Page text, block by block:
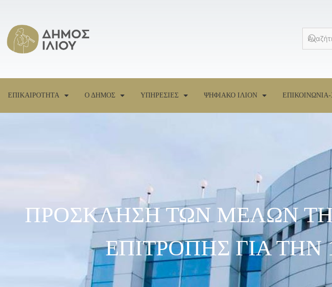
ΕΠΙΚΑΙΡΟΤΗΤΑ Ο ΔΗΜΟΣ ΥΠΗΡΕΣΙΕΣ ΨΗΦΙΑΚΟ ΙΛΙΟΝ
ΠΡΟΣΚΛΗΣΗ ΤΩΝ ΜΕΛΩΝ
ΕΠΙΤΡΟΠΗΣ ΓΙΑ ΤΗΝ